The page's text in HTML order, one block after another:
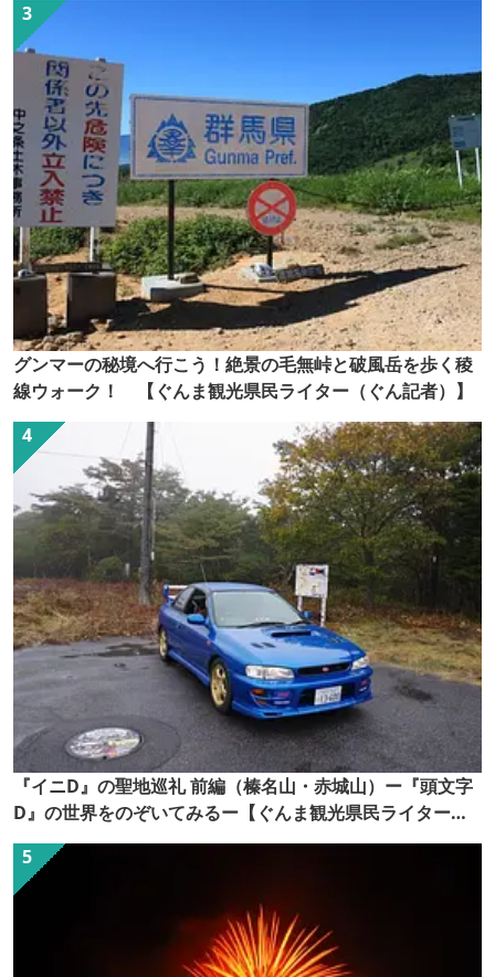
グンマーの秘境へ行こう！絶景の毛無峠と破風岳を歩く稜
線ウォーク！ 【ぐんま観光県民ライター（ぐん記者）】
『イニD』の聖地巡礼 前編（榛名山・赤城山）ー『頭文字
D』の世界をのぞいてみるー【ぐんま観光県民ライター
（ぐん記者）】